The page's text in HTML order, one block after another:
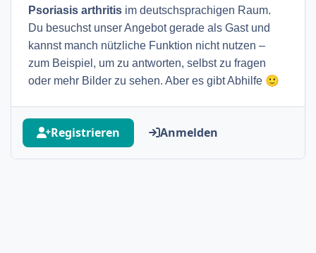
Psoriasis arthritis im deutschsprachigen Raum.
Du besuchst unser Angebot gerade als Gast und
kannst manch nützliche Funktion nicht nutzen –
zum Beispiel, um zu antworten, selbst zu fragen
oder mehr Bilder zu sehen. Aber es gibt Abhilfe 🙂
Registrieren Anmelden